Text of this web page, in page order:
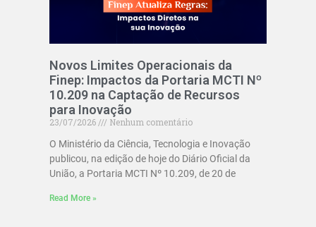
Novos Limites Operacionais da
Finep: Impactos da Portaria MCTI Nº
10.209 na Captação de Recursos
para Inovação
23/07/2026
Nenhum comentário
O Ministério da Ciência, Tecnologia e Inovação
publicou, na edição de hoje do Diário Oficial da
União, a Portaria MCTI Nº 10.209, de 20 de
Read More »